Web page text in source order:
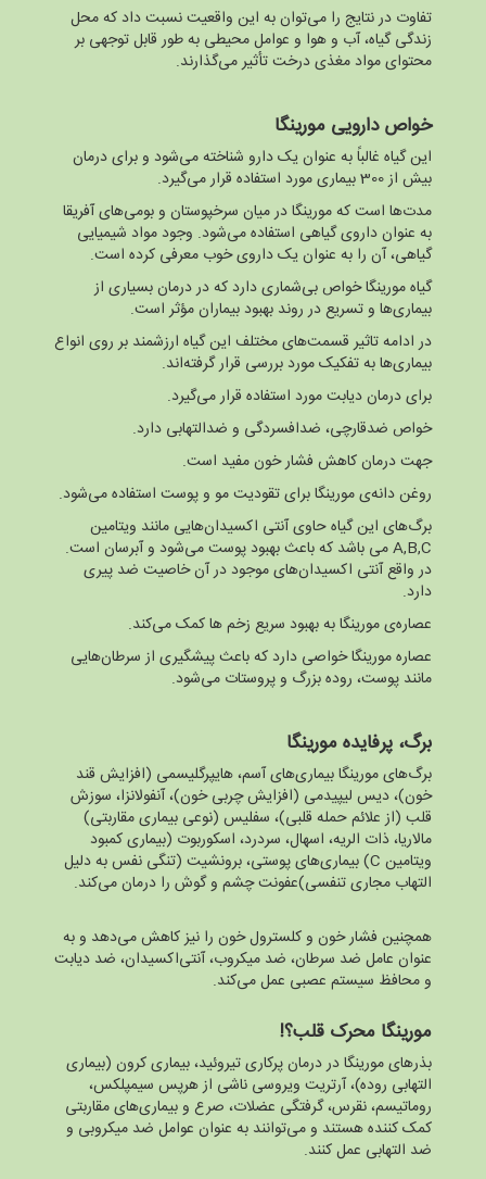
تفاوت در نتایج را می‌توان به این واقعیت نسبت داد که محل
زندگی گیاه، آب و هوا و عوامل محیطی به طور قابل توجهی بر
محتوای مواد مغذی درخت تأثیر می‌گذارند.
خواص دارویی مورینگا
این گیاه غالباً به عنوان یک دارو شناخته می‌شود و برای درمان
بیش از 300 بیماری مورد استفاده قرار می‌گیرد.
مدت‌ها است که مورینگا در میان سرخپوستان و بومی‌های آفریقا
به عنوان داروی گیاهی استفاده می‌شود. وجود مواد شیمیایی
گیاهی، آن را به عنوان یک داروی خوب معرفی کرده است.
گیاه مورینگا خواص بی‌شماری دارد که در درمان بسیاری از
بیماری‌ها و تسریع در روند بهبود بیماران مؤثر است.
در ادامه تاثیر قسمت‌های مختلف این گیاه ارزشمند بر روی انواع
بیماری‌ها به تفکیک مورد بررسی قرار گرفته‌اند.
برای درمان دیابت مورد استفاده قرار می‌گیرد.
خواص ضد‌قارچی، ضدافسردگی و ضدالتهابی دارد.
جهت درمان کاهش فشار خون مفید است.
روغن دانه‌ی مورینگا برای تقودیت مو و پوست استفاده می‌شود.
برگ‌های این گیاه حاوی آنتی اکسیدان‌هایی مانند ویتامین
A,B,C می باشد که باعث بهبود پوست می‌شود و آبرسان است.
در واقع آنتی اکسیدان‌های موجود در آن خاصیت ضد پیری
دارد.
عصاره‌ی مورینگا به بهبود سریع زخم ها کمک می‌کند.
عصاره مورینگا خواصی دارد که باعث پیشگیری از سرطان‌هایی
مانند پوست، روده بزرگ و پروستات می‌شود.
برگ، پرفایده مورینگا
برگ‌های مورینگا بیماری‌های آسم‌، هایپرگلیسمی‌ (افزایش قند
خون)، دیس لیپیدمی‌ (افزایش چربی خون)، آنفولانزا‌، سوزش
قلب‌ (از علائم حمله قلبی)، سفلیس‌ (نوعی بیماری مقاربتی)
مالاریا‌، ذات الریه‌، اسهال‌، سردرد‌، اسکوربوت (بیماری کمبود
ویتامین C) بیماری‌‌های پوستی، برونشیت (تنگی نفس به دلیل
التهاب مجاری تنفسی)عفونت چشم و گوش را درمان می‌کند.
همچنین فشار خون و کلسترول خون را نیز کاهش می‌دهد و به
عنوان عامل ضد سرطان، ضد میکروب، آنتی‌اکسیدان، ضد دیابت
و محافظ سیستم عصبی عمل می‌کند.
مورینگا محرک قلب؟!
بذرهای مورینگا در درمان پرکاری تیروئید، بیماری کرون (بیماری
التهابی روده)، آرتریت ویروسی ناشی از هرپس سیمپلکس،
روماتیسم، نقرس، گرفتگی عضلات، صرع و بیماری‌های مقاربتی
کمک کننده هستند و می‌توانند به عنوان عوامل ضد میکروبی و
ضد التهابی عمل کنند.